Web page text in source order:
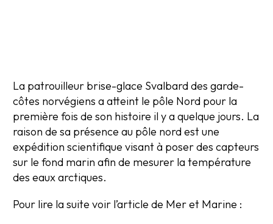
La patrouilleur brise-glace Svalbard des garde-
côtes norvégiens a atteint le pôle Nord pour la
première fois de son histoire il y a quelque jours. La
raison de sa présence au pôle nord est une
expédition scientifique visant à poser des capteurs
sur le fond marin afin de mesurer la température
des eaux arctiques.
Pour lire la suite voir l’article de Mer et Marine :